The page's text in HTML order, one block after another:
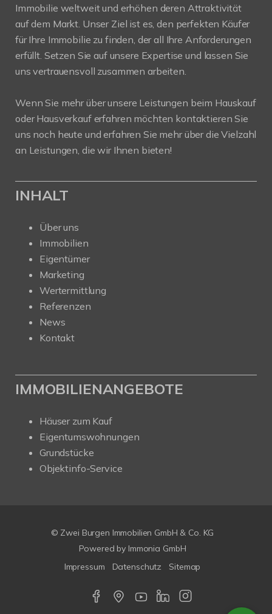
Immobilie weltweit und erhöhen deren Attraktivität
auf dem Markt. Unser Ziel ist es, den perfekten Käufer
für Ihre Immobilie zu finden, der all Ihre Anforderungen
erfüllt. Setzen Sie auf unsere Expertise und lassen Sie
uns vertrauensvoll zusammen arbeiten.
Wenn Sie mehr über unsere Leistungen beim Hauskauf
oder Hausverkauf erfahren möchten kontaktieren Sie
uns noch heute und erfahren Sie mehr über die Vielzahl
an Leistungen, die wir Ihnen bieten!
INHALT
Über uns
Immobilien
Eigentümer
Marketing
Wertermittlung
Referenzen
News
Kontakt
IMMOBILIENANGEBOTE
Häuser zum Kauf
Eigentumswohnungen
Grundstücke
Objektinfo-Service
© Zwei Burgen Immobilien GmbH & Co. KG
Powered by Immonia GmbH
Impressum
Datenschutz Sitemap